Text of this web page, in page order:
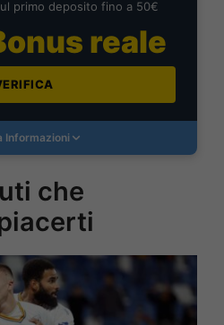
primo deposito fino a 50€
reale
Informazioni
che